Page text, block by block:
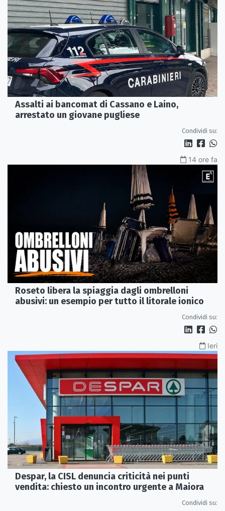
Assalti ai bancomat di Cassano e Laino,
arrestato un giovane pugliese
Condividi su:
14 ore fa
Roseto libera la spiaggia dagli ombrelloni
abusivi: un esempio per tutto il litorale ionico
Condividi su:
Ieri
Despar, la CISL denuncia criticità nei punti
vendita: chiesto un incontro urgente a Maiora
Condividi su: